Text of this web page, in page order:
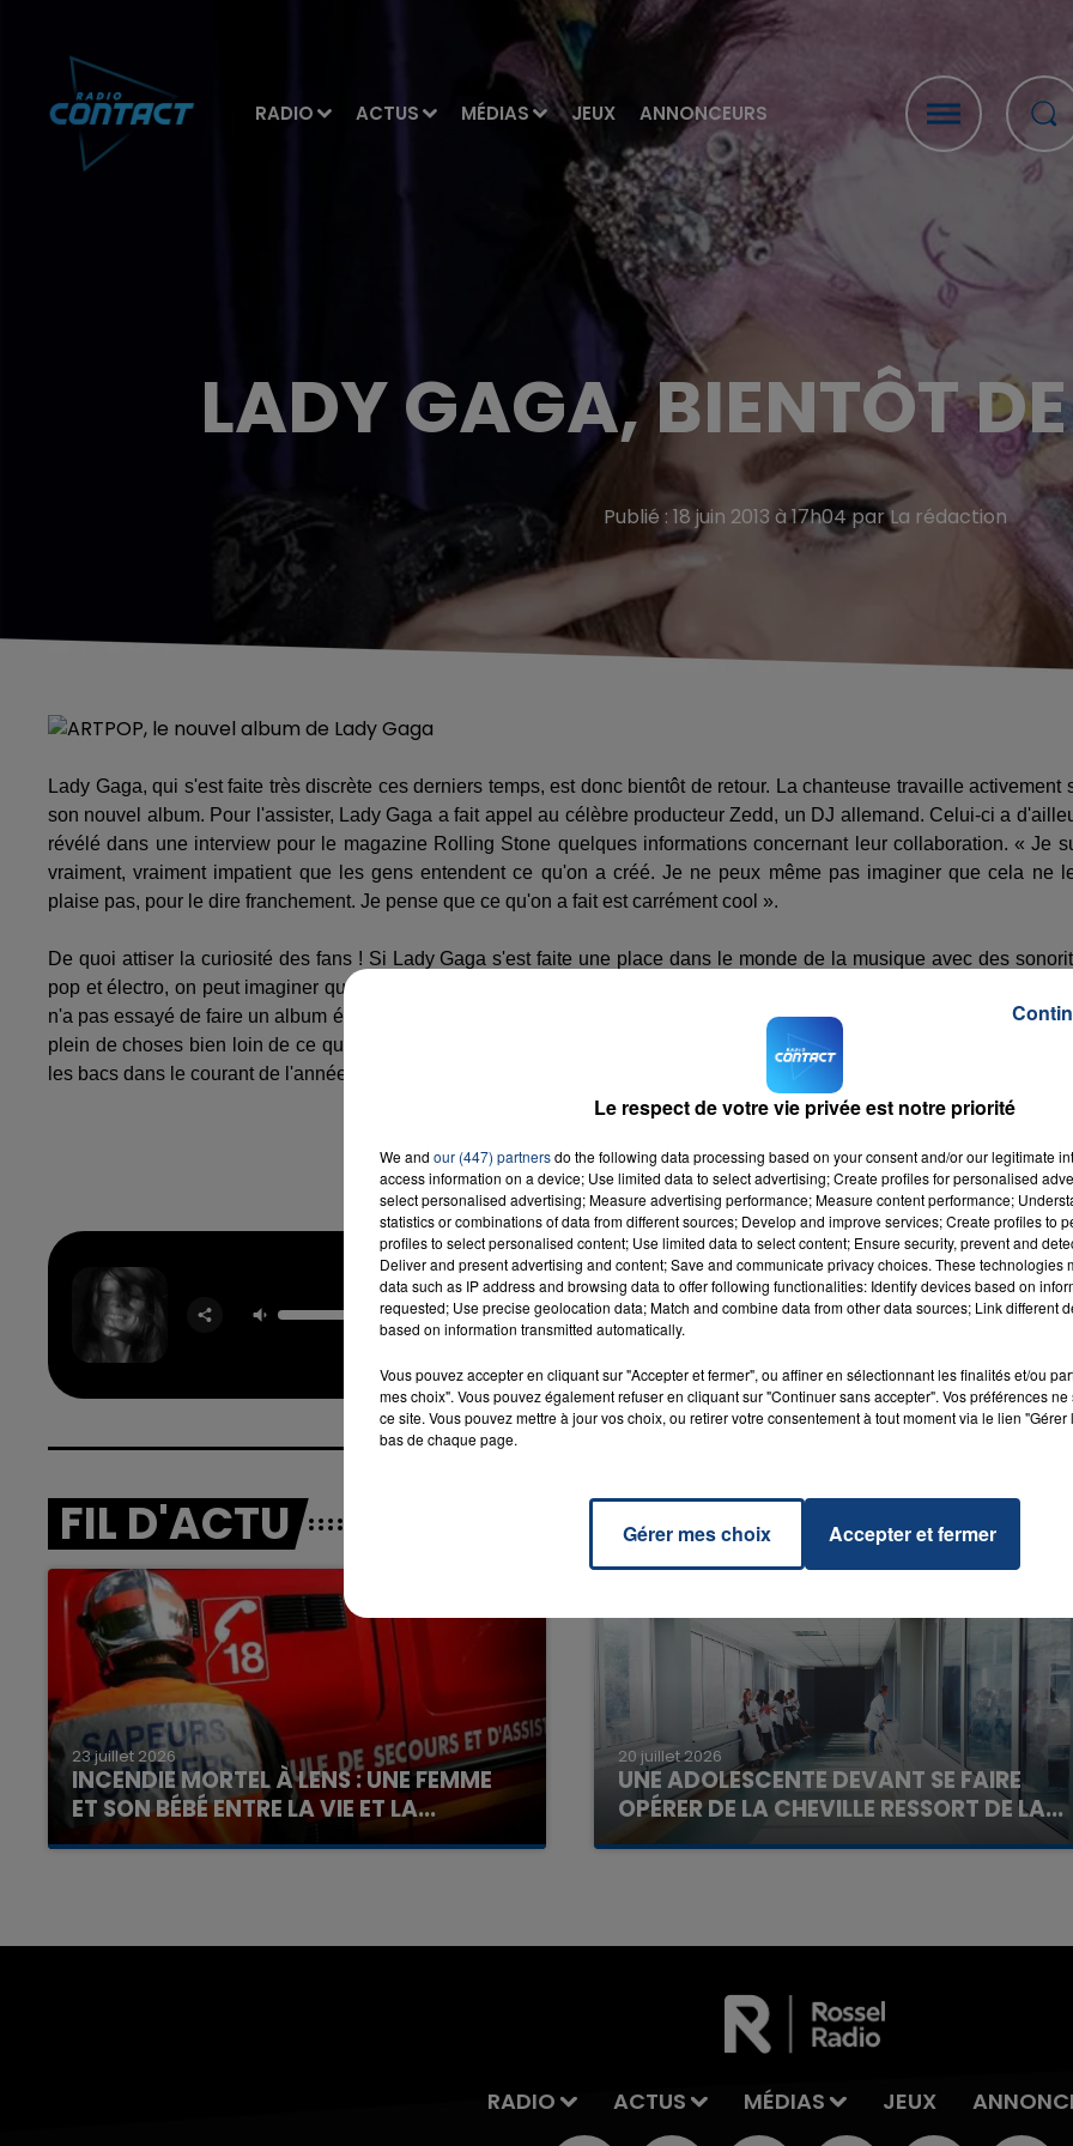
RADIO ACTUS MÉDIAS JEUX ANNONCEURS
LA TEAM DU WEEK-END
7h00 - 12h00
LA TEAM DU WEEK-END
LADY GAGA, BIENTÔT
Publié : 18 juin 2013 à 17h04 par La rédaction
Lady Gaga, qui s'est faite très discrète ces derniers temps, est donc bientôt de retour. La chanteuse travaille activement
son nouvel album. Pour l'assister, Lady Gaga a fait appel au célèbre producteur Zedd, un DJ allemand. Celui-ci a
révélé dans une interview pour le magazine Rolling Stone quelques informations concernant leur collaboration. « Je
vraiment, vraiment impatient que les gens entendent ce qu'on a créé. Je ne peux même pas imaginer que cela ne
plaise pas, pour le dire franchement. Je pense que ce qu'on a fait est carrément cool ».
De quoi attiser la curiosité des fans ! Si Lady Gaga s'est faite une place dans le monde de la musique avec des
pop et électro, on peut imaginer que la chanteuse prépare un tournant musical dans sa carrière. Car la star a déclaré «
n'a pas essayé de faire un album électro, mais en même temps, on n'a pas essayé d'éviter de faire un album électro. J'ai
plein de choses bien loin de ce que je fais habituellement. » Pour les impatients, l'album « ARTPOP » devrait arriver
les bacs dans le courant de l'année.
Petal
ARIANA
GRANDE
RADIO CONTACT
FIL D'ACTU
23 juillet 2026
INCENDIE MORTEL À LENS : UNE FEMME
ET SON BÉBÉ ENTRE LA VIE ET LA...
Un homme s'est immolé par le feu après avoir
20 juillet 2026
UNE ADOLESCENTE DEVANT SE FAIRE
OPÉRER DE LA CHEVILLE RESSORT DE LA...
La famille a porté plainte contre la clinique qui a
7h00 - 12h00
La Team du Week-end
16h00 - 20h00
La Team du Week-end
RADIO ACTUS MÉDIAS JEUX
Le respect de votre vie privée est notre priorité
We and our (447) partnersdo the following data processing based on your consent and/or our legitimate
access information on a device; Use limited data to select advertising; Create profiles for personalised
select personalised advertising; Measure advertising performance; Measure content performance;
statistics or combinations of data from different sources; Develop and improve services; Create profiles to
profiles to select personalised content; Use limited data to select content; Ensure security, prevent and
Deliver and present advertising and content; Save and communicate privacy choices. These technologies
data such as IP address and browsing data to offer following functionalities: Identify devices based on
requested; Use precise geolocation data; Match and combine data from other data sources; Link different
based on information transmitted automatically.
Vous pouvez accepter en cliquant sur "Accepter et fermer", ou affiner en sélectionnant les finalités et/ou
mes choix". Vous pouvez également refuser en cliquant sur "Continuer sans accepter". Vos préférences
ce site. Vous pouvez mettre à jour vos choix, ou retirer votre consentement à tout moment via le lien
bas de chaque page.
Gérer mes choix Accepter et fermer